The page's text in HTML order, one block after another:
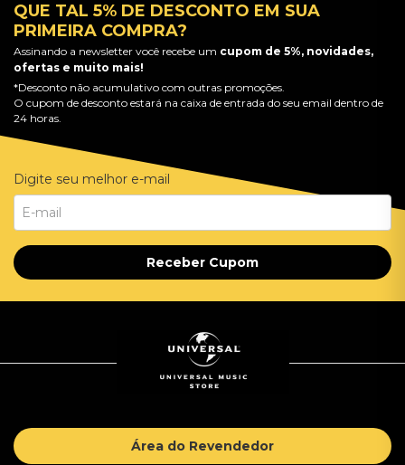
QUE TAL 5% DE DESCONTO EM SUA
PRIMEIRA COMPRA?
Assinando a newsletter você recebe um cupom de 5%, novidades,
ofertas e muito mais!
*Desconto não acumulativo com outras promoções.
O cupom de desconto estará na caixa de entrada do seu email dentro de
24 horas.
Digite seu melhor e-mail
Receber Cupom
Área do Revendedor